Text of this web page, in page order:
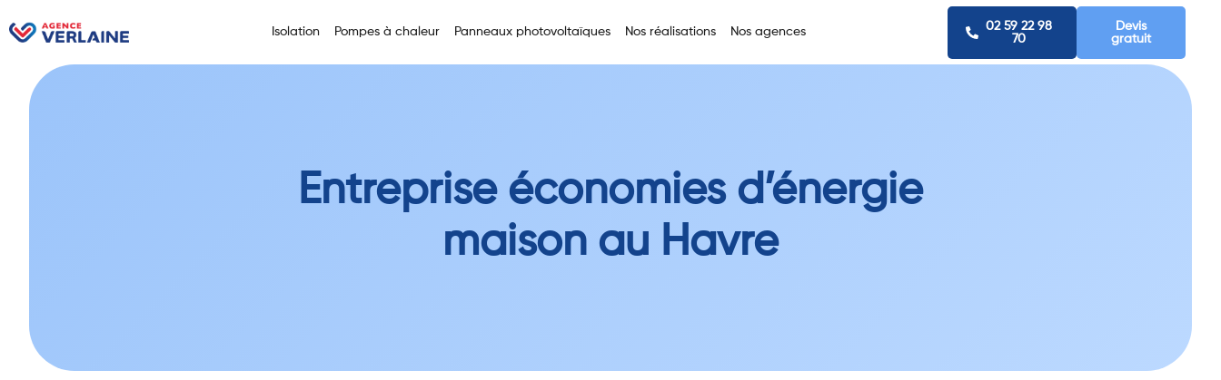
Isolation Pompes à chaleur Panneaux photovoltaïques Nos réalisations Nos agences
02 59 22 98
70
Devis
gratuit
Entreprise économies d’énergie
maison au Havre